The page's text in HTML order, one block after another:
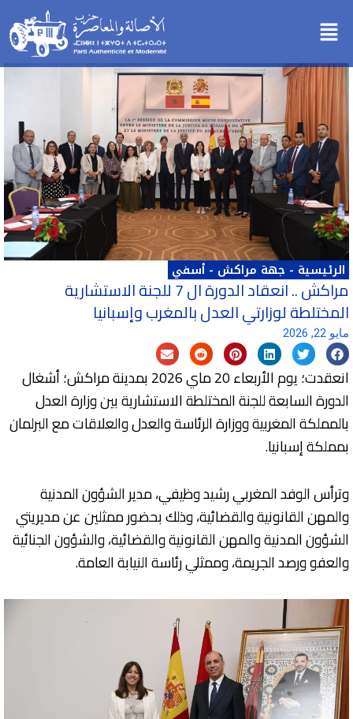
إلىMenu
الرئيسية - جهة مراكش - أسفي
مراكش .. انعقاد الدورة ال 7 للجنة الاستشارية
المختلطة لوزارتي العدل بالمغرب وإسبانيا
مايو 22, 2026
انعقدت؛ يوم الأربعاء 20 ماي 2026 بمدينة مراكش؛ أشغال
الدورة السابعة للجنة المختلطة الاستشارية بين وزارة العدل
بالمملكة المغربية ووزارة الرئاسة والعدل والعلاقات مع البرلمان
بمملكة إسبانيا.
وترأس الوفد المغربي رشيد وظيفي، مدير الشؤون المدنية
والمهن القانونية والقضائية، وذلك بحضور ممثلين عن مديريتي
الشؤون المدنية والمهن القانونية والقضائية، والشؤون الجنائية
والعفو ورصد الجريمة، وممثلي رئاسة النيابة العامة.